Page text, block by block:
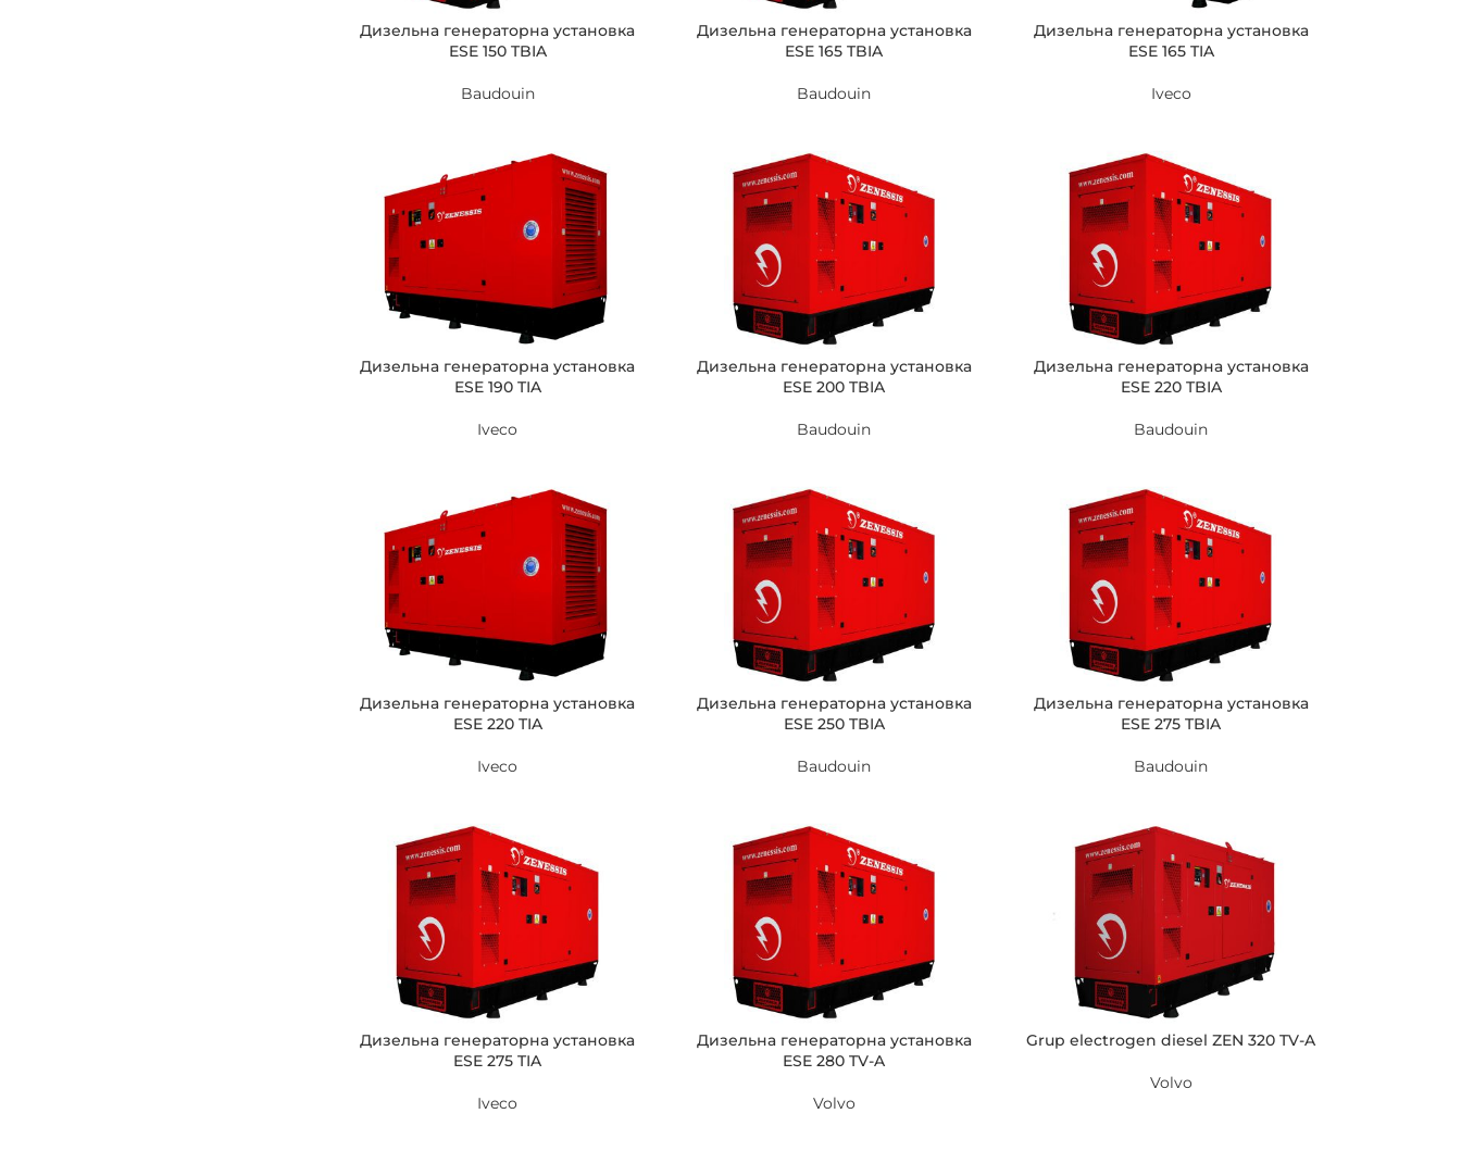
Дизельна генераторна установка
ESE 150 TBIA
Baudouin
Дизельна генераторна установка
ESE 165 TBIA
Baudouin
Дизельна генераторна установка
ESE 165 TIA
Iveco
Дизельна генераторна установка
ESE 190 TIA
Iveco
Дизельна генераторна установка
ESE 200 TBIA
Baudouin
Дизельна генераторна установка
ESE 220 TBIA
Baudouin
Дизельна генераторна установка
ESE 220 TIA
Iveco
Дизельна генераторна установка
ESE 250 TBIA
Baudouin
Дизельна генераторна установка
ESE 275 TBIA
Baudouin
Дизельна генераторна установка
ESE 275 TIA
Iveco
Дизельна генераторна установка
ESE 280 TV-A
Volvo
Grup electrogen diesel ZEN 320 TV-A
Volvo